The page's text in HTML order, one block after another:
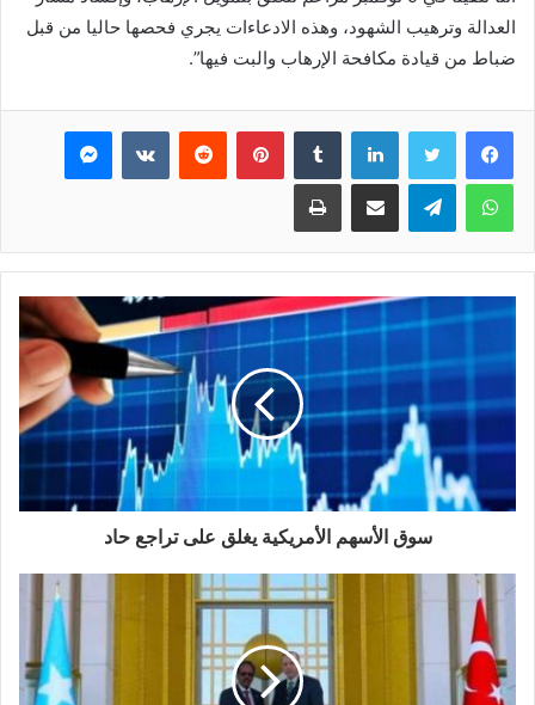
العدالة وترهيب الشهود، وهذه الادعاءات يجري فحصها حاليا من قبل
ضباط من قيادة مكافحة الإرهاب والبت فيها”.
فيسبوك تويتر لينكدإن بينتيريست ماسنجر
واتساب تيلقرام مشاركة عبر البريد طباعة
سوق الأسهم الأمريكية يغلق على تراجع حاد